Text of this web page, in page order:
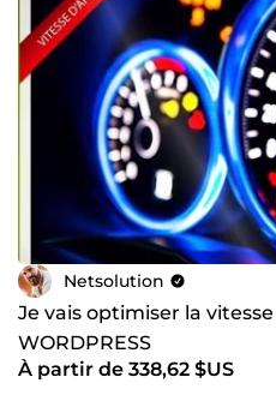
Netsolution
Je vais optimiser la
WORDPRESS
À partir de 338,62 $US